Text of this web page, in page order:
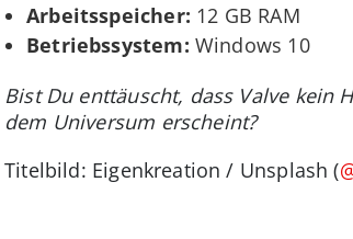
Arbeitsspeicher: 12 GB RAM
Betriebssystem: Windows 10
Bist Du enttäuscht, dass Valve kein
dem Universum erscheint?
Titelbild: Eigenkreation / Unsplash (